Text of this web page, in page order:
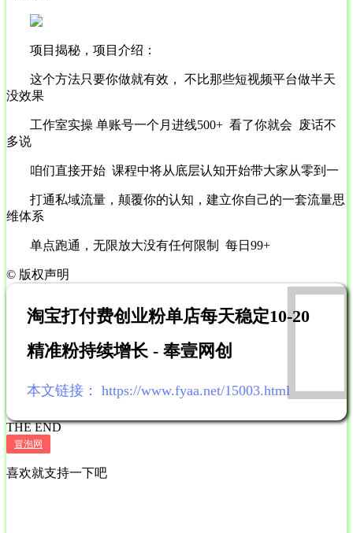
项目揭秘，项目介绍：
这个方法只要你做就有效， 不比那些短视频平台做半天
没效果
工作室实操 单账号一个月进线500+ 看了你就会 废话不
多说
咱们直接开始 课程中将从底层认知开始带大家从零到一
打通私域流量，颠覆你的认知，建立你自己的一套流量思
维体系
单点跑通，无限放大没有任何限制 每日99+
© 版权声明
淘宝打付费创业粉单店每天稳定10-20
精准粉持续增长 - 奉壹网创
本文链接： https://www.fyaa.net/15003.html
THE END
冒泡网
喜欢就支持一下吧